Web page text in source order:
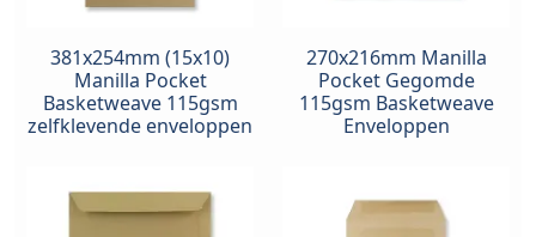
381x254mm (15x10)
Manilla Pocket
Basketweave 115gsm
zelfklevende enveloppen
270x216mm Manilla
Pocket Gegomde
115gsm Basketweave
Enveloppen